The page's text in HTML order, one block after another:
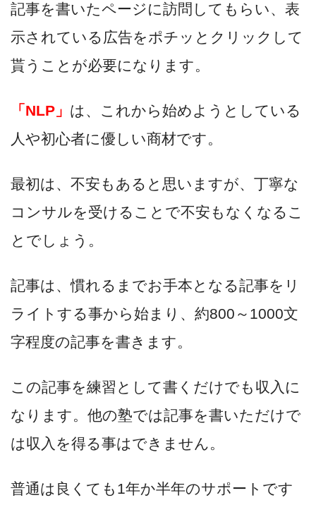
記事を書いたページに訪問してもらい、表
示されている広告をポチッとクリックして
貰うことが必要になります。
「NLP」 は、これから始めようとしている
人や初心者に優しい商材です。
最初は、不安もあると思いますが、丁寧な
コンサルを受けることで不安もなくなるこ
とでしょう。
記事は、慣れるまでお手本となる記事をリ
ライトする事から始まり、約800～1000文
字程度の記事を書きます。
この記事を練習として書くだけでも収入に
なります。他の塾では記事を書いただけで
は収入を得る事はできません。
普通は良くても1年か半年のサポートです